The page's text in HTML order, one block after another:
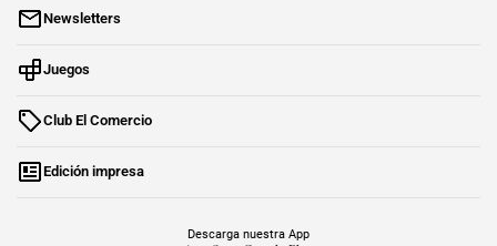
Newsletters
Juegos
Club El Comercio
Edición impresa
Descarga nuestra App